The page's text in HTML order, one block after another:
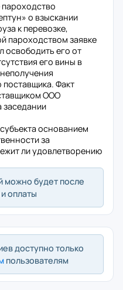
о взыскании
к перевозке,
пароходством заявке
освободить его от
его вины в
поставщика. Факт
ООО
заседании
основанием
за
ли удовлетворению
можно будет после
и оплаты
доступно только
пользователям